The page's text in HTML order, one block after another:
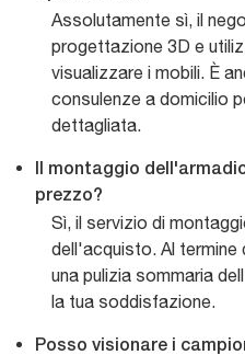
Assolutamente sì, il
progettazione 3D e
visualizzare i mobili. È
consulenze a domicilio
dettagliata.
Il montaggio
prezzo?
Sì, il servizio di
dell'acquisto. Al
una pulizia sommaria
la tua soddisfazione.
Posso visionare i